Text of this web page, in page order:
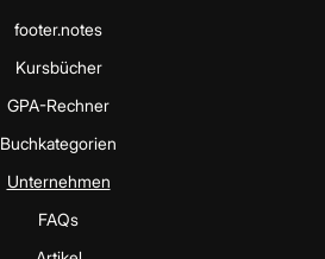
footer.notes
Kursbücher
GPA-Rechner
Buchkategorien
Unternehmen
FAQs